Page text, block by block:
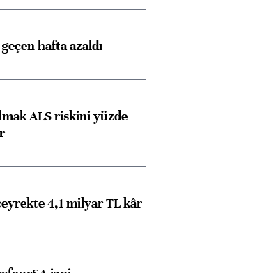
hafta azaldı
ALS riskini yüzde
4,1 milyar TL kâr